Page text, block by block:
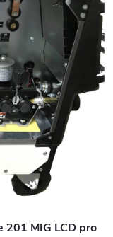
201 MIG LCD pro